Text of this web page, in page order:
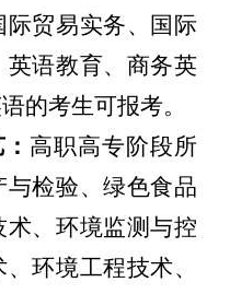
贸易实务、国际
语教育、商务英
的考生可报考。
高职高专阶段所
检验、绿色食品
、环境监测与控
环境工程技术、